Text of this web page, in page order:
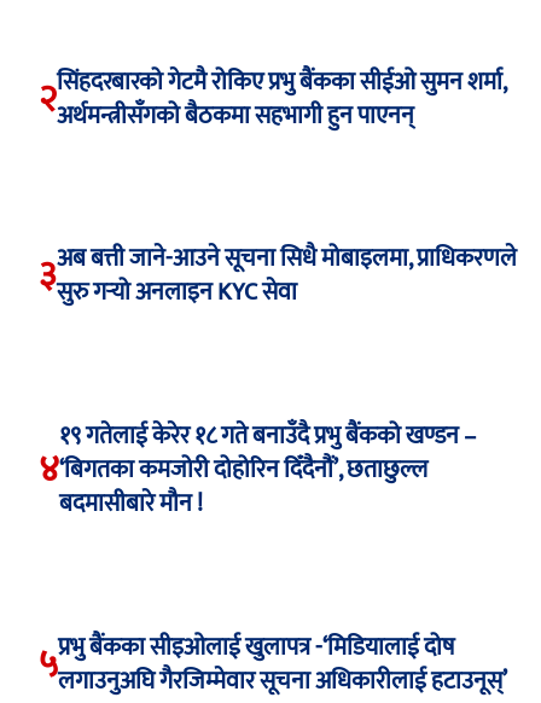
२सिंहदरबारको गेटमै रोकिए प्रभु बैंकका सीईओ सुमन शर्मा,
अर्थमन्त्रीसँगको बैठकमा सहभागी हुन पाएनन्
३अब बत्ती जाने-आउने सूचना सिधै मोबाइलमा, प्राधिकरणले
सुरु गर्‍यो अनलाइन KYC सेवा
४
१९ गतेलाई केरेर १८ गते बनाउँदै प्रभु बैंकको खण्डन –
‘बिगतका कमजोरी दोहोरिन दिँदैनौं’, छताछुल्ल
बदमासीबारे मौन !
५प्रभु बैंकका सीइओलाई खुलापत्र -‘मिडियालाई दोष
लगाउनुअघि गैरजिम्मेवार सूचना अधिकारीलाई हटाउनूस्’